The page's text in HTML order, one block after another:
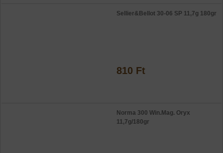
Sellier&Bellot 30-06 SP 11,7g 180gr
810 Ft
Norma 300 Win.Mag. Oryx
11,7g/180gr